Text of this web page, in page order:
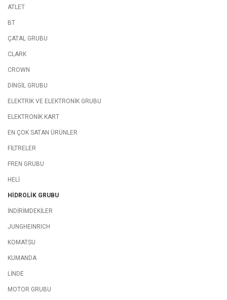
ATLET
BT
ÇATAL GRUBU
CLARK
CROWN
DİNGİL GRUBU
ELEKTRİK VE ELEKTRONİK GRUBU
ELEKTRONİK KART
EN ÇOK SATAN ÜRÜNLER
FİLTRELER
FREN GRUBU
HELİ
HİDROLİK GRUBU
İNDİRİMDEKİLER
JUNGHEINRICH
KOMATSU
KUMANDA
LİNDE
MOTOR GRUBU